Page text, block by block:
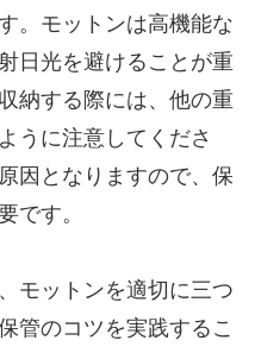
。モットンは高機能な
日光を避けることが重
納する際には、他の重
うに注意してくださ
因となりますので、保
です。
モットンを適切に三つ
管のコツを実践するこ